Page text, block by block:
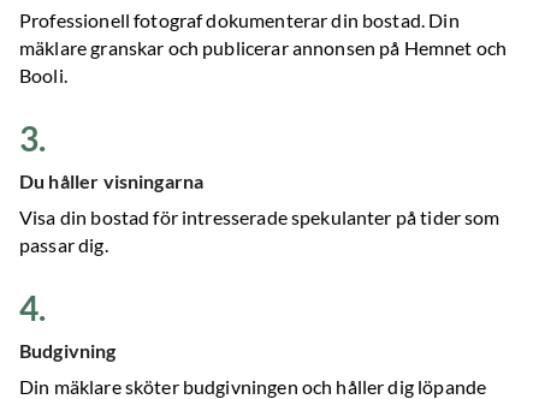
Professionell fotograf dokumenterar din bostad. Din
mäklare granskar och publicerar annonsen på Hemnet och
Booli.
3.
Du håller visningarna
Visa din bostad för intresserade spekulanter på tider som
passar dig.
4.
Budgivning
Din mäklare sköter budgivningen och håller dig löpande